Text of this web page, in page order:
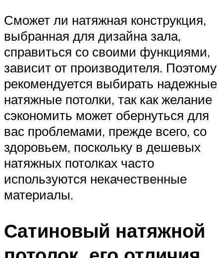
Сможет ли натяжная конструкция,
выбранная для дизайна зала,
справиться со своими функциями,
зависит от производителя. Поэтому
рекомендуется выбирать надежные
натяжные потолки, так как желание
сэкономить может обернуться для
вас проблемами, прежде всего, со
здоровьем, поскольку в дешевых
натяжных потолках часто
используются некачественные
материалы.
Сатиновый натяжной